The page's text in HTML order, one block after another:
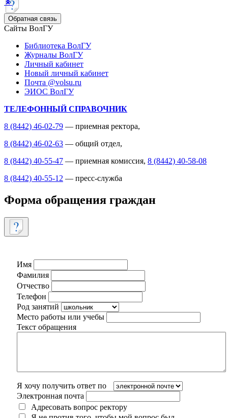
Обратная связь
Сайты ВолГУ
Библиотека ВолГУ
Журналы ВолГУ
Личный кабинет
Новый личный кабинет
Почта @volsu.ru
ЭИОС ВолГУ
ТЕЛЕФОННЫЙ СПРАВОЧНИК
8 (8442) 46-02-79 — приемная ректора,
8 (8442) 46-02-63 — общий отдел,
8 (8442) 40-55-47 — приемная комиссия, 8 (8442) 40-58-08
8 (8442) 40-55-12 — пресс-служба
Форма обращения граждан
Имя
Фамилия
Отчество
Телефон
Род занятий
Место работы или учебы
Текст обращения
Я хочу получить ответ по
Электронная почта
Адресовать вопрос ректору